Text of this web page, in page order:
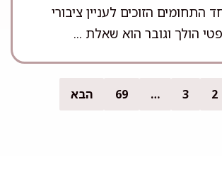
התחומים הזוכים לעניין ציבורי
הולך וגובר הוא שאלת ...
2
3
…
69 הבא